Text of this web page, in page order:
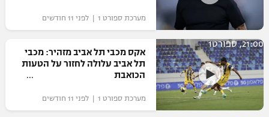
תקנון פעילות ספורט 1
רשיון להקרנה פומבית לבית עסק
הצטרפות לחבילת הערוצים
לוח דרושים – ג'ובנט
מערכת ספורט 1 | לפני 11 חודשים
21:00, ספורט1
אקס מכבי תל אביב מזהיר: מכבי
תל אביב עלולה לחזור על הטעות
הכואבת
מערכת ספורט 1 | לפני 11 חודשים